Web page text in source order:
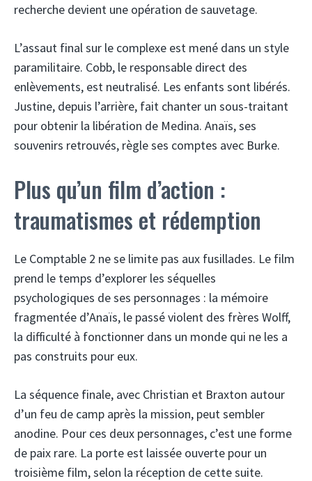
recherche devient une opération de sauvetage.
L’assaut final sur le complexe est mené dans un style
paramilitaire. Cobb, le responsable direct des
enlèvements, est neutralisé. Les enfants sont libérés.
Justine, depuis l’arrière, fait chanter un sous-traitant
pour obtenir la libération de Medina. Anaïs, ses
souvenirs retrouvés, règle ses comptes avec Burke.
Plus qu’un film d’action :
traumatismes et rédemption
Le Comptable 2 ne se limite pas aux fusillades. Le film
prend le temps d’explorer les séquelles
psychologiques de ses personnages : la mémoire
fragmentée d’Anaïs, le passé violent des frères Wolff,
la difficulté à fonctionner dans un monde qui ne les a
pas construits pour eux.
La séquence finale, avec Christian et Braxton autour
d’un feu de camp après la mission, peut sembler
anodine. Pour ces deux personnages, c’est une forme
de paix rare. La porte est laissée ouverte pour un
troisième film, selon la réception de cette suite.